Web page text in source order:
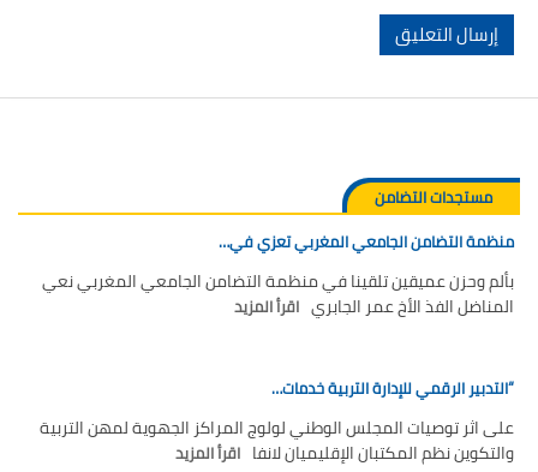
مستجدات التضامن
منظمة التضامن الجامعي المغربي تعزي في…
بألم وحزن عميقين تلقينا في منظمة التضامن الجامعي المغربي نعي
المناضل الفذ الأخ عمر الجابري اقرأ المزيد
“التدبير الرقمي للإدارة التربية خدمات…
على اثر توصيات المجلس الوطني لولوج المراكز الجهوية لمهن التربية
والتكوين نظم المكتبان الإقليميان لانفا اقرأ المزيد